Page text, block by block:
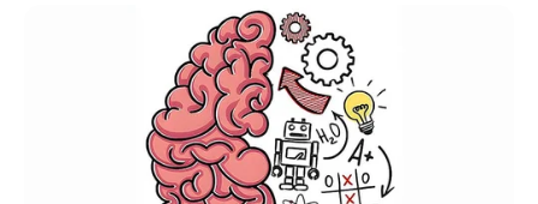
Orientações baseadas nas 245
diretrizes aprovadas na 17ª
Conferência Nacional de Saúde.
Brasil,Brasília,Ministério da Saúde, Notícia